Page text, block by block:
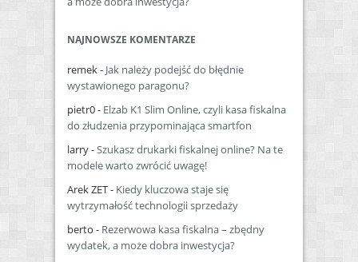
NAJNOWSZE KOMENTARZE
remek- Jak należy podejść do błędnie
wystawionego paragonu?
pietr0- Elzab K1 Slim Online, czyli kasa fiskalna
do złudzenia przypominająca smartfon
larry-Szukasz drukarki fiskalnej online? Na te
modele warto zwrócić uwagę!
Arek ZET- Kiedy kluczowa staje się
wytrzymałość technologii sprzedaży
berto - Rezerwowa kasa fiskalna – zbędny
wydatek, a może dobra inwestycja?